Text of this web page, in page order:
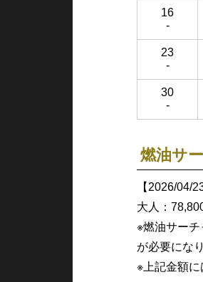
16
-
23
-
30
-
燃油サ
【2026/04/
大人：
※燃油サー
が必要にな
※上記金額に